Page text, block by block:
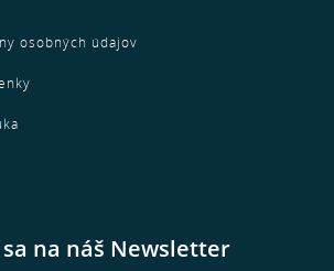
osobných údajov
na náš Newsletter